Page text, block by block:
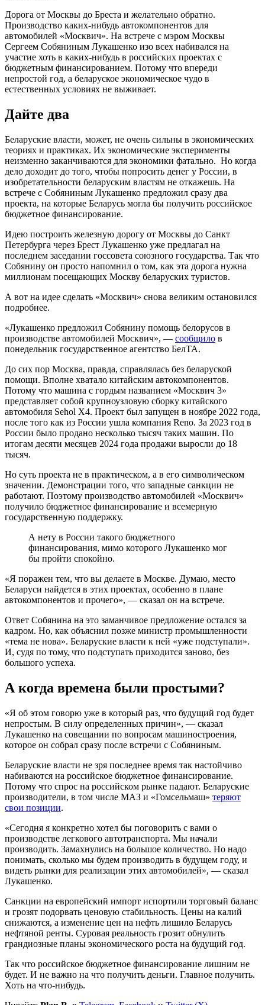
Дорога от Москвы до Бреста и желательно обратно.
Производство каких-нибудь автокомпонентов для
автомобилей «Москвич». На встрече с мэром Москвы
Сергеем Собяниным Лукашенко изо всех набивался на
участие хоть в каких-нибудь в российских проектах с
бюджетным финансированием. Потому что впереди
непростой год, а беларуское экономическое чудо в
естественных условиях не выживает.
Дайте два
Беларуские власти, может, не очень сильны в экономических
теориях и практиках. Их экономические эксперименты
неизменно заканчиваются для экономики фатально. Но когда
дело доходит до того, чтобы попросить денег у России, в
изобретательности беларуским властям не откажешь. На
встрече с Собяниным Лукашенко предложил сразу два
проекта, на которые Беларусь могла бы получить российское
бюджетное финансирование.
Идею построить железную дорогу от Москвы до Санкт
Петербурга через Брест Лукашенко уже предлагал на
последнем заседании госсовета союзного государства. Так что
Собянину он просто напомнил о том, как эта дорога нужна
миллионам посещающих Москву беларуских туристов.
А вот на идее сделать «Москвич» снова великим остановился
подробнее.
«Лукашенко предложил Собянину помощь белорусов в
производстве автомобилей Москвич», — сообщило в
понедельник государственное агентство БелТА.
До сих пор Москва, правда, справлялась без беларуской
помощи. Вполне хватало китайским автокомпонентов.
Потому что машина с гордым названием «Москвич 3»
представляет собой крупноузловую сборку китайского
автомобиля Sehol X4. Проект был запущен в ноябре 2022 года,
после того как из России ушла компания Reno. За 2023 год в
России было продано несколько тысяч таких машин. По
итогам десяти месяцев 2024 года продажи выросли до 18
тысяч.
Но суть проекта не в практическом, а в его символическом
значении. Демонстрации того, что западные санкции не
работают. Поэтому производство автомобилей «Москвич»
получило бюджетное финансирование и всемерную
государственную поддержку.
А нету в России такого бюджетного
финансирования, мимо которого Лукашенко мог
бы пройти спокойно.
«Я поражен тем, что вы делаете в Москве. Думаю, место
Беларуси найдется в этих проектах, особенно в плане
автокомпонентов и прочего», — сказал он на встрече.
Ответ Собянина на это заманчивое предложение остался за
кадром. Но, как объяснил позже министр промышленности
«тема не нова». Беларуские власти к ней «уже подступали».
И, судя по тому, что подступать приходится заново, без
большого успеха.
А когда времена были простыми?
«Я об этом говорю уже в который раз, что будущий год будет
непростым. В силу определенных причин», — сказал
Лукашенко на совещании по вопросам машиностроения,
которое он собрал сразу после встречи с Собяниным.
Беларуские власти не зря последнее время так настойчиво
набиваются на российское бюджетное финансирование.
Потому что спрос на российском рынке падают. Беларуские
производители, в том числе МАЗ и «Гомсельмаш» теряют
свои позиции.
«Сегодня я конкретно хотел бы поговорить с вами о
производстве легкового автотранспорта. Мы начали
производить. Замахнулись на большое количество. Но надо
понимать, сколько мы будем производить в будущем году, и
видеть рынки для реализации этих автомобилей», — сказал
Лукашенко.
Санкции на европейский импорт испортили торговый баланс
и грозят подорвать ценовую стабильность. Цены на калий
снижаются, а изменение цен на нефть лишило Беларусь
нефтяной ренты. Суровая реальность грозит обнулить
грандиозные планы экономического роста на будущий год.
Так что российское бюджетное финансирование лишним не
будет. И не важно на что получить деньги. Главное получить.
Хоть на что-нибудь.